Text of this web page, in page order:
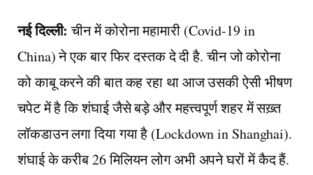
नई दिल्ली: चीन में कोरोना महामारी (Covid-19 in
China) ने एक बार फिर दस्तक दे दी है. चीन जो कोरोना
को काबू करने की बात कह रहा था आज उसकी ऐसी भीषण
चपेट में है कि शंघाई जैसे बड़े और महत्त्वपूर्ण शहर में सख़्त
लॉकडाउन लगा दिया गया है (Lockdown in Shanghai).
शंघाई के करीब 26 मिलियन लोग अभी अपने घरों में कैद हैं.